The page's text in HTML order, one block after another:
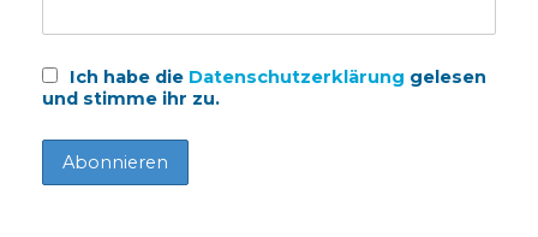
Ich habe die Datenschutzerklärung gelesen
und stimme ihr zu.